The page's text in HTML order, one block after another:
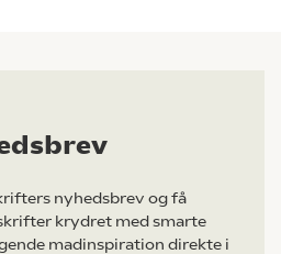
nyhedsbrev og få
krydret med smarte
madinspiration direkte i